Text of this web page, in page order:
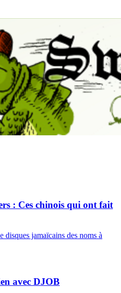
: Ces chinois qui ont fait
disques jamaïcains des noms à
avec DJOB